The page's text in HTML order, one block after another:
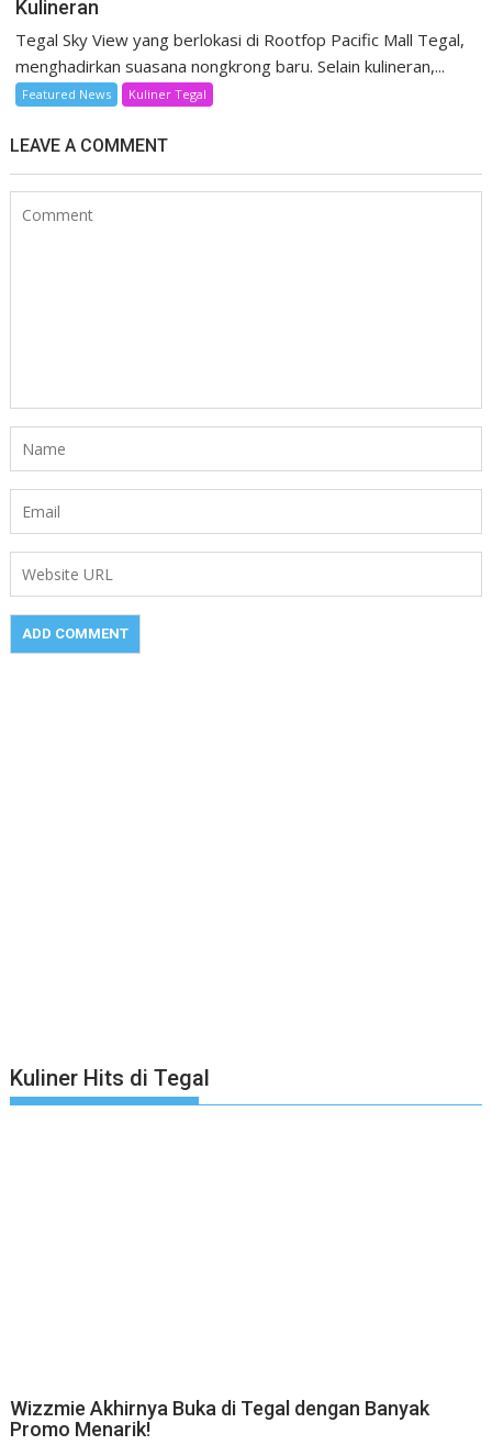
Kulineran
Tegal Sky View yang berlokasi di Rootfop Pacific Mall Tegal,
menghadirkan suasana nongkrong baru. Selain kulineran,...
Featured News Kuliner Tegal
LEAVE A COMMENT
Kuliner Hits di Tegal
Wizzmie Akhirnya Buka di Tegal dengan Banyak
Promo Menarik!